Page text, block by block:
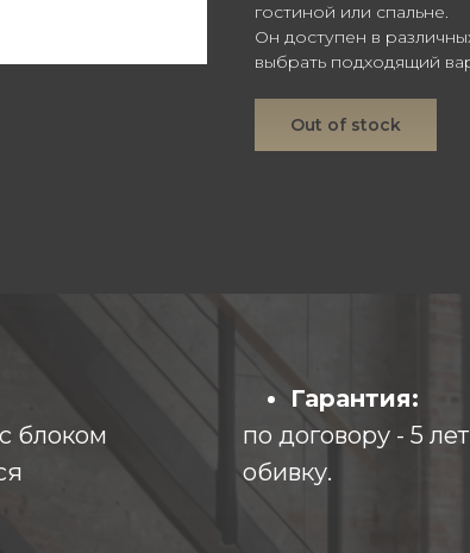
гостиной или спальне.
Он доступен в
выбрать подходящий
Out of stock
блоком
Гарантия:
по договору - 5
обивку.